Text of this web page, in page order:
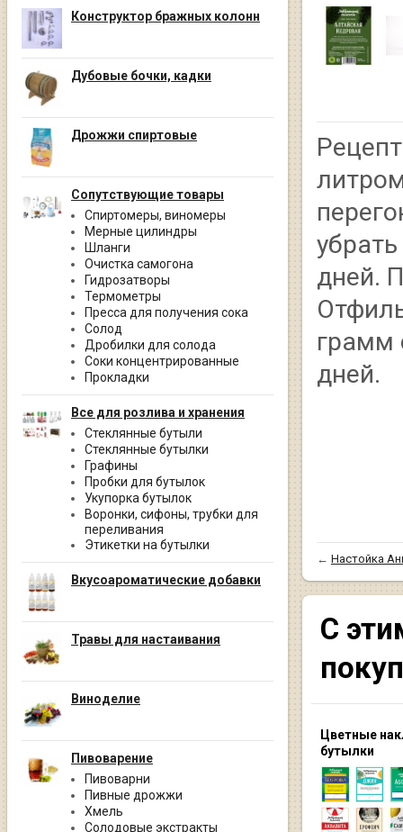
Конструктор бражных колонн
Дубовые бочки, кадки
Дрожжи спиртовые
Сопутствующие товары
Спиртомеры, виномеры
Мерные цилиндры
Шланги
Очистка самогона
Гидрозатворы
Термометры
Пресса для получения сока
Солод
Дробилки для солода
Соки концентрированные
Прокладки
Все для розлива и хранения
Стеклянные бутыли
Стеклянные бутылки
Графины
Пробки для бутылок
Укупорка бутылок
Воронки, сифоны, трубки для
переливания
Этикетки на бутылки
Вкусоароматические добавки
Травы для настаивания
Виноделие
Пивоварение
Пивоварни
Пивные дрожжи
Хмель
Солодовые экстракты
дней.
грамм
дней.
← Настойка
С
Цветные
бутылки